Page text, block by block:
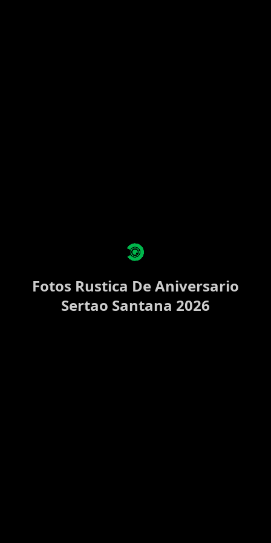
Fotos Rustica De Aniversario
Sertao Santana 2026